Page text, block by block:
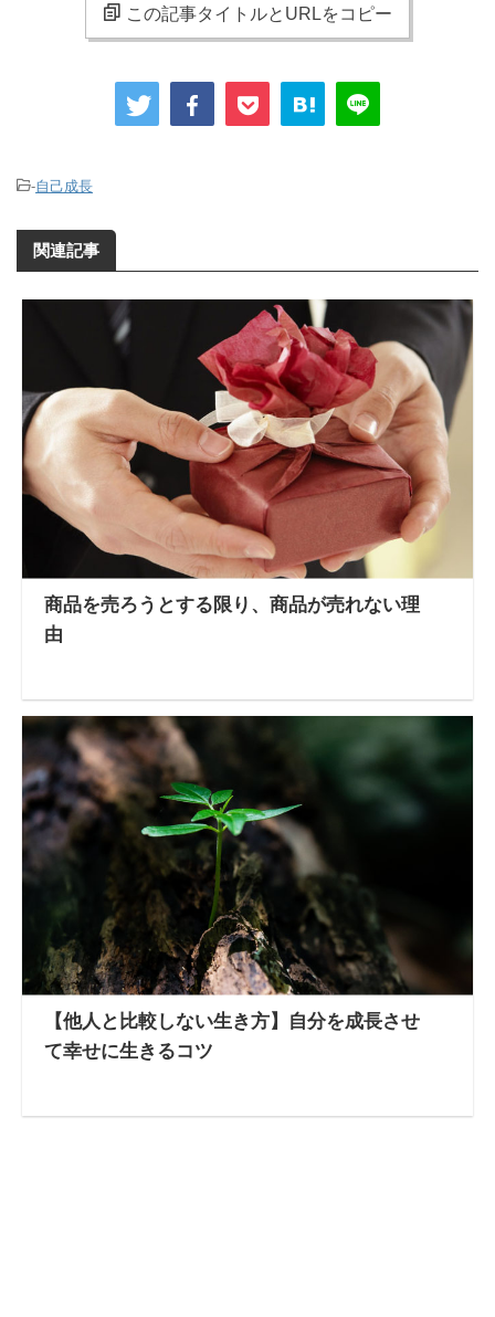
この記事タイトルとURLをコピー
-自己成長
関連記事
商品を売ろうとする限り、商品が売れない理
由
【他人と比較しない生き方】自分を成長させ
て幸せに生きるコツ